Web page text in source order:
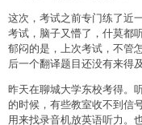
这次，考试之前专门练了近
考试，脑子又懵了，什莫都
郁闷的是，上次考试，不管
后一个翻译题目还没有来得
昨天在聊城大学东校考得。
的时候，有些教室收不到信
用来找录音机放英语听力。